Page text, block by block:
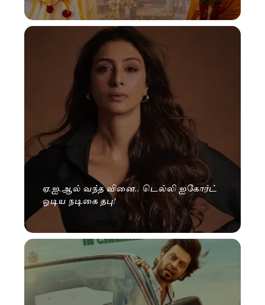
ஏ.ஐ.ஆல் வந்த வினை.. டெல்லி ஐகோர்ட்
ஓடிய நடிகை தபு!